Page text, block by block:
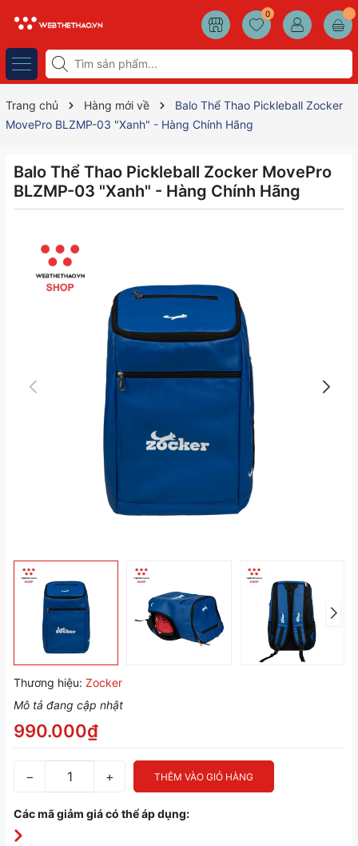
0
Trang chủ Hàng mới về
Balo Thể Thao Pickleball Zocker
MovePro BLZMP-03 "Xanh" - Hàng Chính Hãng
Balo Thể Thao Pickleball Zocker MovePro
BLZMP-03 "Xanh" - Hàng Chính Hãng
Thương hiệu: Zocker
Mô tả đang cập nhật
990.000₫
− + THÊM VÀO GIỎ HÀNG
Các mã giảm giá có thể áp dụng: